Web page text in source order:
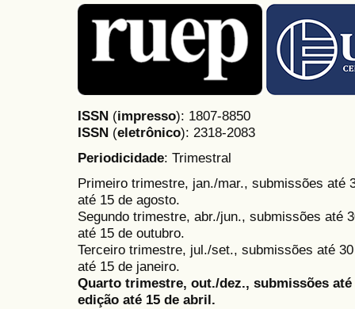
ISSN (impresso): 1807-8850
ISSN (eletrônico): 2318-2083
Periodicidade: Trimestral
Primeiro trimestre, jan./mar., submissões até
até 15 de agosto.
Segundo trimestre, abr./jun., submissões até
até 15 de outubro.
Terceiro trimestre, jul./set., submissões até
até 15 de janeiro.
Quarto trimestre, out./dez., submissões
edição até 15 de abril.